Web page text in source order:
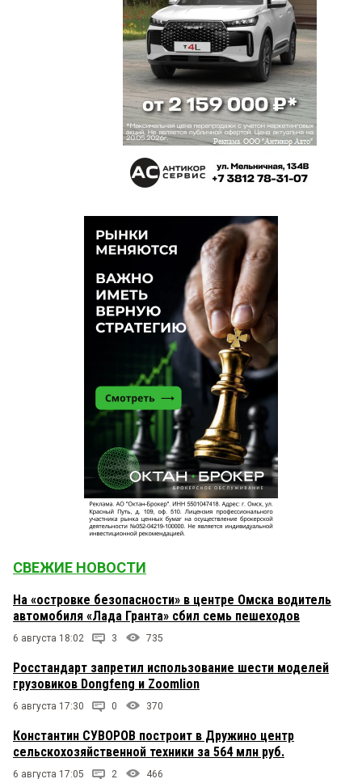
СВЕЖИЕ НОВОСТИ
На «островке безопасности» в центре Омска водитель
автомобиля «Лада Гранта» сбил семь пешеходов
6 августа 18:02 3 735
Росстандарт запретил использование шести моделей
грузовиков Dongfeng и Zoomlion
6 августа 17:30 0 370
Константин СУВОРОВ построит в Дружино центр
сельскохозяйственной техники за 564 млн руб.
6 августа 17:05 2 466